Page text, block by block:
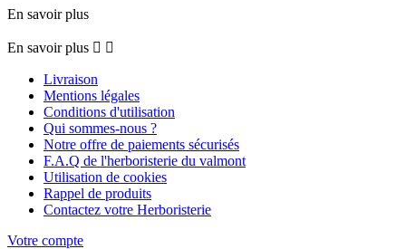
En savoir plus
En savoir plus  
Livraison
Mentions légales
Conditions d'utilisation
Qui sommes-nous ?
Notre offre de paiements sécurisés
F.A.Q de l'herboristerie du valmont
Utilisation de cookies
Rappel de produits
Contactez votre Herboristerie
Votre compte